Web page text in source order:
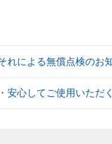
れによる無償点検のお
安心してご使用いただ